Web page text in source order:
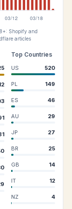
Shopify and
articles
Top Countries
US 520
PL 149
ES 46
AU 29
JP 27
BR 25
GB 14
IT 12
NZ 4